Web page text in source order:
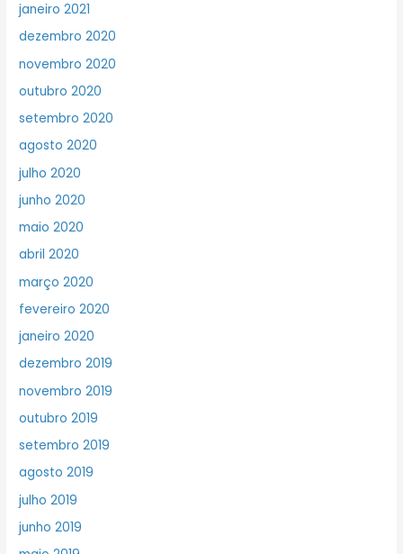
janeiro 2021
dezembro 2020
novembro 2020
outubro 2020
setembro 2020
agosto 2020
julho 2020
junho 2020
maio 2020
abril 2020
março 2020
fevereiro 2020
janeiro 2020
dezembro 2019
novembro 2019
outubro 2019
setembro 2019
agosto 2019
julho 2019
junho 2019